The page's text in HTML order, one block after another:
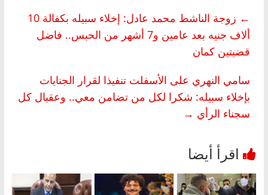
←
زوجة الناشط محمد عادل: إخلاء سبيله بكفالة 10
ألاف جنيه بعد عامين و7 أشهر من الحبس.. فاضل
قضيتين كمان
سامي النهري على الأسفلت تنفيذا لقرار الجنايات
بإخلاء سبيله: شكرا لكل من تضامن معي.. وعقبال كل
سجناء الرأي →